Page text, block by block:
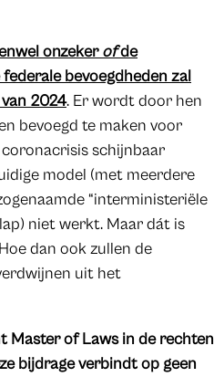
onzekerofde
bevoegdheden zal
2024. Er wordt door hen
bevoegd te maken voor
schijnbaar
model (met meerdere
“interministeriële
niet werkt. Maar dát is
dan ook zullen de
uit het
Master of Laws in de rechten
bijdrage verbindt op geen